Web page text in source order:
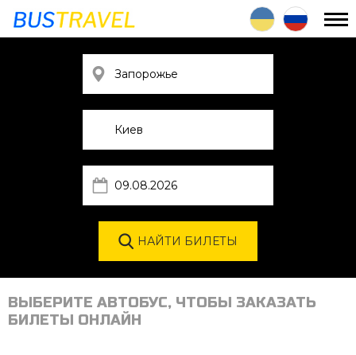
ВЫБЕРИТЕ АВТОБУС, ЧТОБЫ ЗАКАЗАТЬ
БИЛЕТЫ ОНЛАЙН